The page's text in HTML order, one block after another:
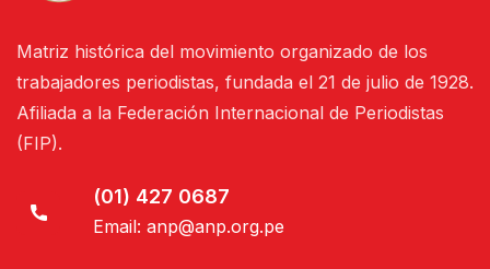
Matriz histórica del movimiento organizado de los
trabajadores periodistas, fundada el 21 de julio de 1928.
Afiliada a la Federación Internacional de Periodistas
(FIP).
(01) 427 0687
Email: anp@anp.org.pe